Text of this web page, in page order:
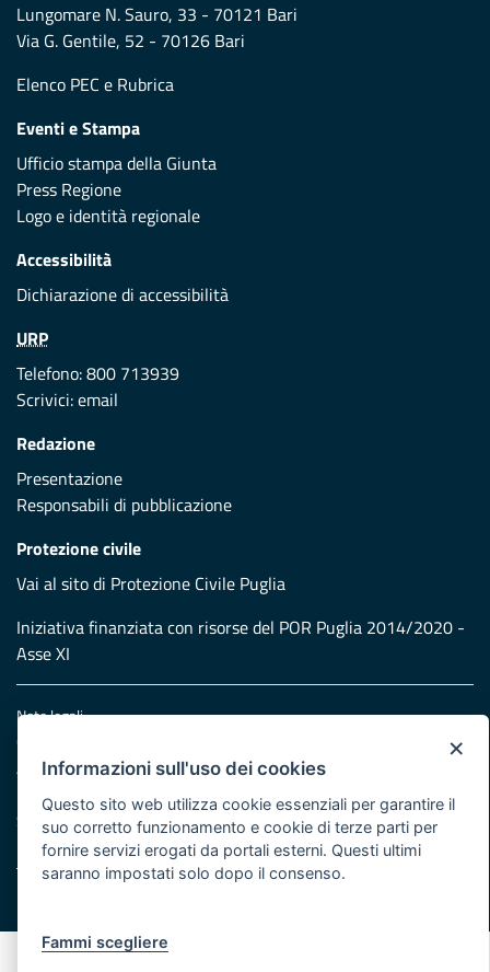
Lungomare N. Sauro, 33 - 70121 Bari
Via G. Gentile, 52 - 70126 Bari
Elenco PEC e Rubrica
Eventi e Stampa
Ufficio stampa della Giunta
Press Regione
Logo e identità regionale
Accessibilità
Dichiarazione di accessibilità
URP
Telefono: 800 713939
Scrivici:email
Redazione
Presentazione
Responsabili di pubblicazione
Protezione civile
Vai al sito di Protezione Civile Puglia
Iniziativa finanziata con risorse del POR Puglia 2014/2020 -
Asse XI
Note legali
Cookie e privacy
Atti di notifica
Feed RSS
Servizi Intranet
×
Informazioni sull'uso dei cookies
Questo sito web utilizza cookie essenziali per garantire il
suo corretto funzionamento e cookie di terze parti per
fornire servizi erogati da portali esterni. Questi ultimi
saranno impostati solo dopo il consenso.
Fammi scegliere